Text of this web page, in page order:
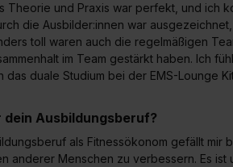
Theorie und Praxis war perfekt, und ich
die Ausbilder:innen war
toll waren auch die regelmäßigen
im Team gestärkt haben. Ich
das duale Studium bei der EMS-Lounge
Ausbildungsberuf?
als Fitnessökonom gefällt mir
anderer Menschen zu verbessern. Es